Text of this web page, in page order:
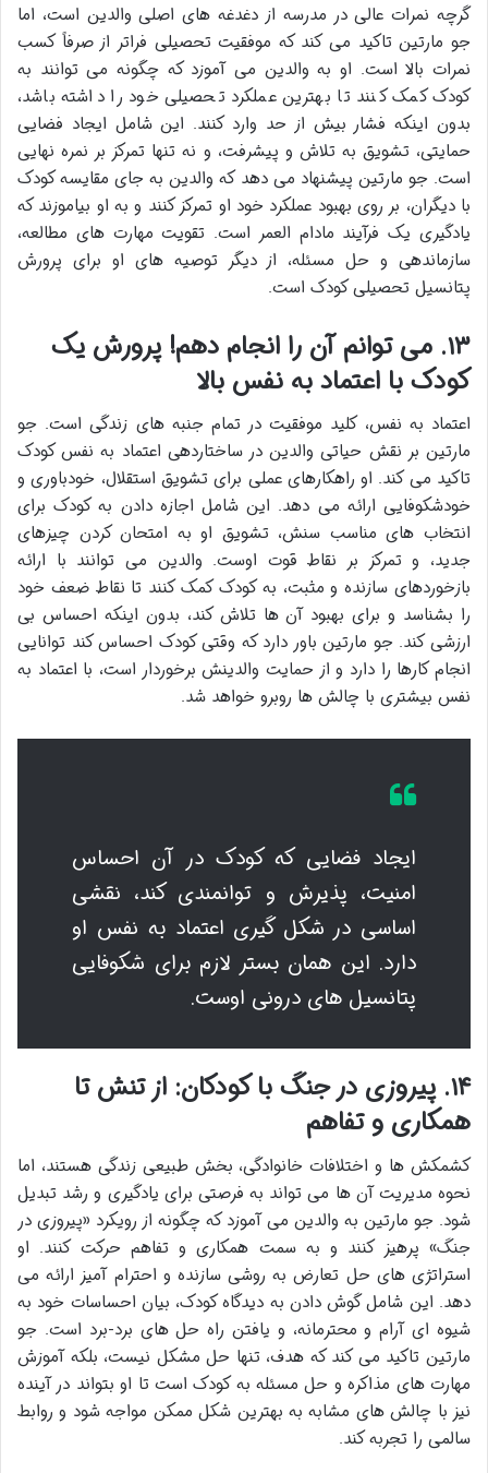
گرچه نمرات عالی در مدرسه از دغدغه های اصلی والدین است، اما
جو مارتین تاکید می کند که موفقیت تحصیلی فراتر از صرفاً کسب
نمرات بالا است. او به والدین می آموزد که چگونه می توانند به
کودک کمک کنند تا بهترین عملکرد تحصیلی خود را داشته باشد،
بدون اینکه فشار بیش از حد وارد کنند. این شامل ایجاد فضایی
حمایتی، تشویق به تلاش و پیشرفت، و نه تنها تمرکز بر نمره نهایی
است. جو مارتین پیشنهاد می دهد که والدین به جای مقایسه کودک
با دیگران، بر روی بهبود عملکرد خود او تمرکز کنند و به او بیاموزند که
یادگیری یک فرآیند مادام العمر است. تقویت مهارت های مطالعه،
سازماندهی و حل مسئله، از دیگر توصیه های او برای پرورش
پتانسیل تحصیلی کودک است.
۱۳. می توانم آن را انجام دهم! پرورش یک
کودک با اعتماد به نفس بالا
اعتماد به نفس، کلید موفقیت در تمام جنبه های زندگی است. جو
مارتین بر نقش حیاتی والدین در ساختاردهی اعتماد به نفس کودک
تاکید می کند. او راهکارهای عملی برای تشویق استقلال، خودباوری و
خودشکوفایی ارائه می دهد. این شامل اجازه دادن به کودک برای
انتخاب های مناسب سنش، تشویق او به امتحان کردن چیزهای
جدید، و تمرکز بر نقاط قوت اوست. والدین می توانند با ارائه
بازخوردهای سازنده و مثبت، به کودک کمک کنند تا نقاط ضعف خود
را بشناسد و برای بهبود آن ها تلاش کند، بدون اینکه احساس بی
ارزشی کند. جو مارتین باور دارد که وقتی کودک احساس کند توانایی
انجام کارها را دارد و از حمایت والدینش برخوردار است، با اعتماد به
نفس بیشتری با چالش ها روبرو خواهد شد.
ایجاد فضایی که کودک در آن احساس
امنیت، پذیرش و توانمندی کند، نقشی
اساسی در شکل گیری اعتماد به نفس او
دارد. این همان بستر لازم برای شکوفایی
پتانسیل های درونی اوست.
۱۴. پیروزی در جنگ با کودکان: از تنش تا
همکاری و تفاهم
کشمکش ها و اختلافات خانوادگی، بخش طبیعی زندگی هستند، اما
نحوه مدیریت آن ها می تواند به فرصتی برای یادگیری و رشد تبدیل
شود. جو مارتین به والدین می آموزد که چگونه از رویکرد «پیروزی در
جنگ» پرهیز کنند و به سمت همکاری و تفاهم حرکت کنند. او
استراتژی های حل تعارض به روشی سازنده و احترام آمیز ارائه می
دهد. این شامل گوش دادن به دیدگاه کودک، بیان احساسات خود به
شیوه ای آرام و محترمانه، و یافتن راه حل های برد-برد است. جو
مارتین تاکید می کند که هدف، تنها حل مشکل نیست، بلکه آموزش
مهارت های مذاکره و حل مسئله به کودک است تا او بتواند در آینده
نیز با چالش های مشابه به بهترین شکل ممکن مواجه شود و روابط
سالمی را تجربه کند.